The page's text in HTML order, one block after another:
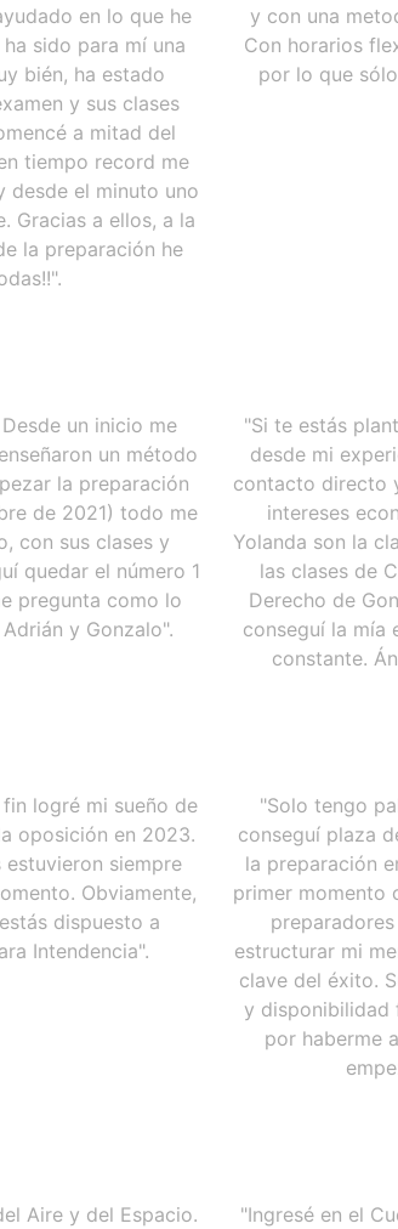
en lo que he
sido para mí una
bién, ha estado
y sus clases
a mitad del
tiempo record me
desde el minuto uno
Gracias a ellos, a la
la preparación he
y con una
Con horarios
por lo que
un inicio me
un método
la preparación
de 2021) todo me
con sus clases y
quedar el número 1
pregunta como lo
y Gonzalo".
"Si te estás
desde mi
contacto directo
intereses
Yolanda son la
las clases de
Derecho de
conseguí la mía
constante.
logré mi sueño de
oposición en 2023.
siempre
Obviamente,
dispuesto a
Intendencia".
"Solo tengo
conseguí plaza
la preparación
primer momento
estructurar mi
clave del éxito.
y disponibilidad
por haberme
Aire y del Espacio.
"Ingresé en el